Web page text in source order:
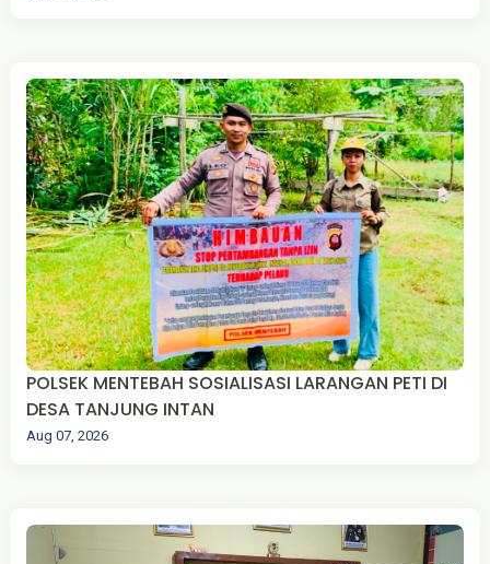
POLSEK MENTEBAH SOSIALISASI LARANGAN PETI DI
DESA TANJUNG INTAN
Aug 07, 2026